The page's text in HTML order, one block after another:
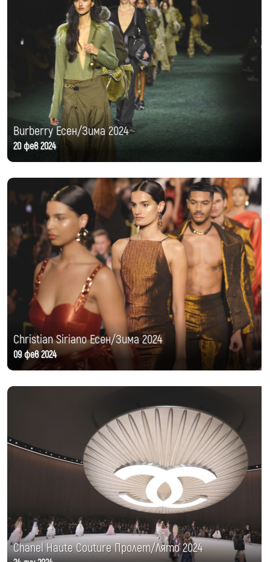
Burberry Есен/Зима 2024
20 фев 2024
Christian Siriano Есен/Зима 2024
09 фев 2024
Chanel Haute Couture Пролет/Лято 2024